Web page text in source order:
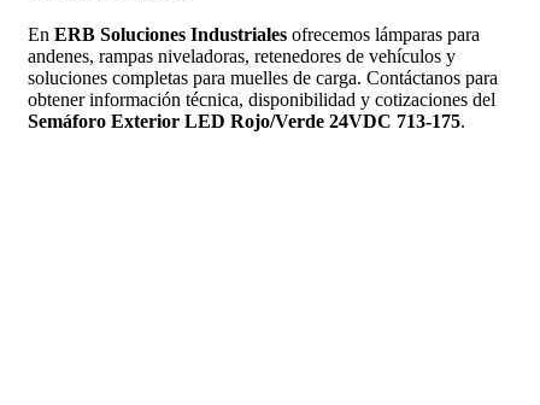
En ERB Soluciones Industriales ofrecemos lámparas para
andenes, rampas niveladoras, retenedores de vehículos y
soluciones completas para muelles de carga. Contáctanos para
obtener información técnica, disponibilidad y cotizaciones del
Semáforo Exterior LED Rojo/Verde 24VDC 713-175.